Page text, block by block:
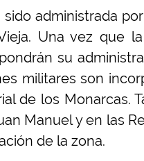
sido administrada
Una vez que
su
militares son
de los Monarcas.
Manuel y en las
de la zona.